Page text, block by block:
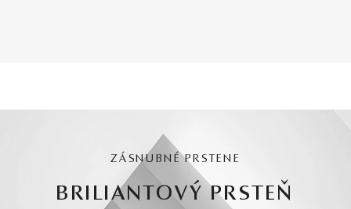
ZÁSNUBNÉ PRSTENE
BRILIANTOVÝ PRSTEŇ